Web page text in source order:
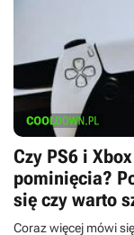
Czy PS6 i
pominięcia?
się czy warto
Coraz więcej mówi